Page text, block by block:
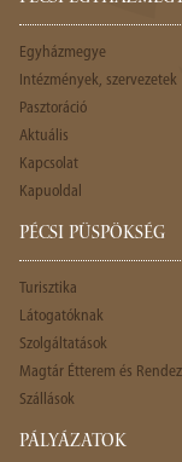
Egyházmegye
Intézmények, szervezetek
Pasztoráció
Aktuális
Kapcsolat
Kapuoldal
PÉCSI PÜSPÖKSÉG
Turisztika
Látogatóknak
Szolgáltatások
Magtár Étterem és
Szállások
PÁLYÁZATOK